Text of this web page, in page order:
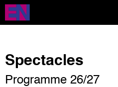
Aller
contenu
Spectacles
Programme 26/27